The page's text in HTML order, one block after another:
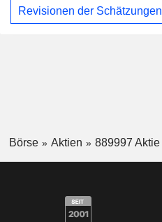
Revisionen der Schätzungen
Börse Aktien 889997 Aktie